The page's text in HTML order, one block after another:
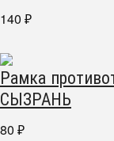
140 ₽
Рамка
СЫЗРАНЬ
80 ₽